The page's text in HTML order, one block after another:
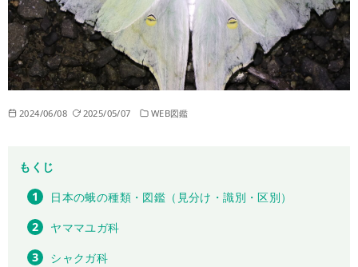
2024/06/08 2025/05/07 WEB図鑑
もくじ
日本の蛾の種類・図鑑（見分け・識別・区別）
ヤママユガ科
シャクガ科